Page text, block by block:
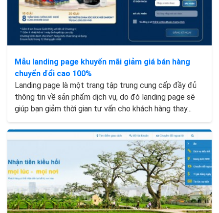
Mẫu landing page khuyến mãi giảm giá bán hàng
chuyển đổi cao 100%
Landing page là một trang tập trung cung cấp đầy đủ
thông tin về sản phẩm dịch vụ, do đó landing page sẽ
giúp bạn giảm thời gian tư vấn cho khách hàng thay...